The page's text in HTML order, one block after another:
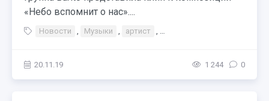
«Небо вспомнит о нас»....
Новости , Музыки , артист , Burito — Небо вспомнит о
20.11.19 1 244 0